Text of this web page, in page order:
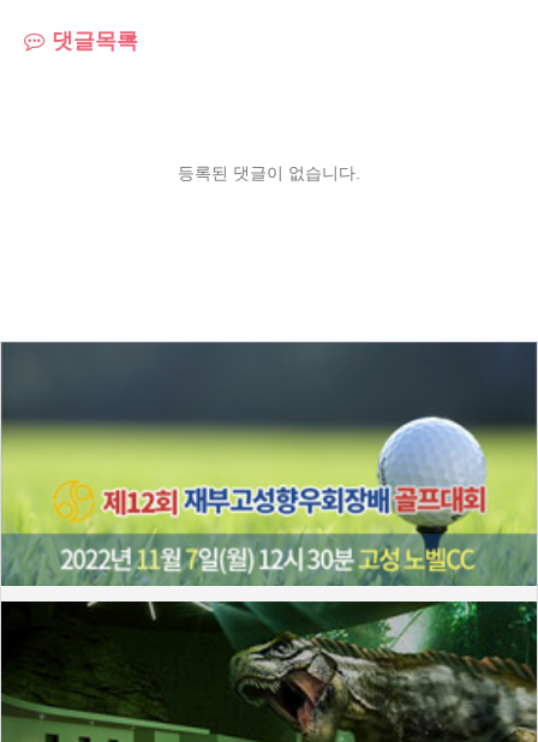
댓글목록
등록된 댓글이 없습니다.